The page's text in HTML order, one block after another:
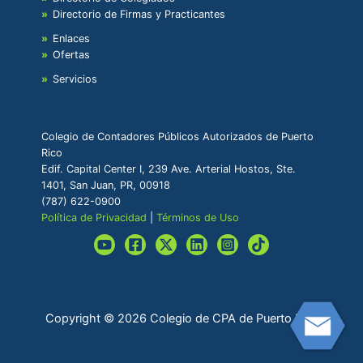
Directorio de Firmas y Practicantes
Enlaces
Ofertas
Servicios
Colegio de Contadores Públicos Autorizados de Puerto
Rico
Edif. Capital Center I, 239 Ave. Arterial Hostos, Ste.
1401, San Juan, PR, 00918
(787) 622-0900
Política de Privacidad |Términos de Uso
Copyright © 2026 Colegio de CPA de Puerto Rico